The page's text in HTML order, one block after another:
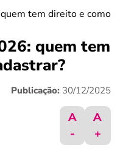
tem direito e como
quem tem
Publicação: 30/12/2025
A
-
A
+